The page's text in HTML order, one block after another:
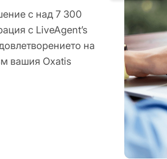
с над 7 300
с LiveAgent’s
на
вашия Oxatis